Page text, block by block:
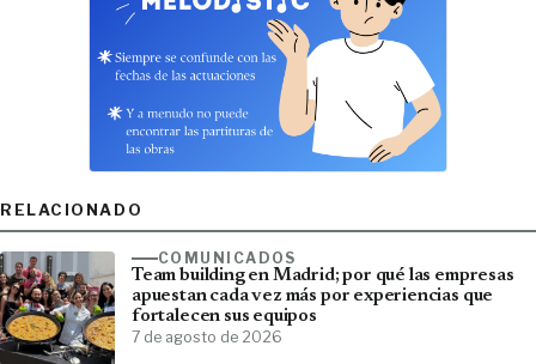
RELACIONADO
COMUNICADOS
Team building en Madrid; por qué las empresas
apuestan cada vez más por experiencias que
fortalecen sus equipos
7 de agosto de 2026